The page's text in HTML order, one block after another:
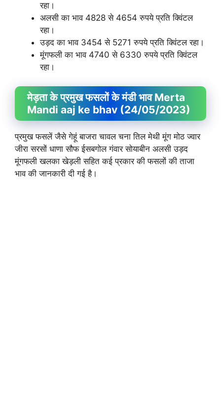
रहा।
अलसी का भाव 4828 से 4654 रुपये प्रति क्विंटल
रहा।
उड़द का भाव 3454 से 5271 रुपये प्रति क्विंटल रहा।
मूंगफली का भाव 4740 से 6330 रुपये प्रति क्विंटल
रहा।
मेड़ता के प्रमुख फसलों के मंडी भाव Merta
Mandi aaj ke bhav (24/05/2023)
प्रमुख फसलें जैसे गेहूं बाजरा चावल चना तिल मेथी मूंग मोठ ज्वार
जीरा सरसों धाणा सौफ ईसबगोल गंवार सोयाबीन अलसी उड़द
मूंगफली खलका खेड़ली सहित कई प्रकार की फसलों की ताजा
भाव की जानकारी दी गई है।